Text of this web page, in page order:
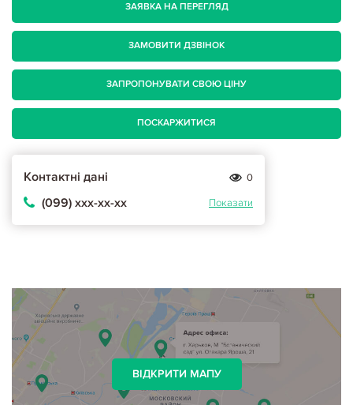
ЗАЯВКА НА ПЕРЕГЛЯД
ЗАМОВИТИ ДЗВІНОК
ЗАПРОПОНУВАТИ СВОЮ ЦІНУ
ПОСКАРЖИТИСЯ
Контактні дані 0
(099) ххх-хх-хх Показати
ВІДКРИТИ МАПУ